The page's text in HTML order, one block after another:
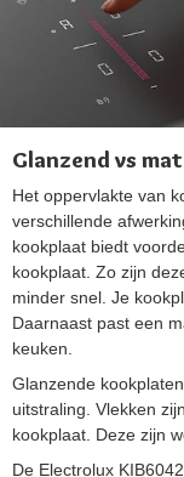
Glanzend vs mat
Het oppervlakte van
verschillende
kookplaat biedt
kookplaat. Zo zijn
minder snel. Je
Daarnaast past een
keuken.
Glanzende
uitstraling. Vlekken
kookplaat. Deze zijn
De Electrolux